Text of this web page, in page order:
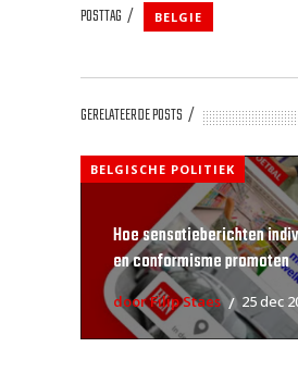
POSTTAG BELGIE
GERELATEERDE POSTS
BELGISCHE POLITIEK
Hoe sensatieberichten
en conformisme promoten
door Filip Staes 25 dec